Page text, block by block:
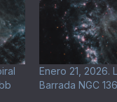
Enero 21, 2026.
Barrada NGC